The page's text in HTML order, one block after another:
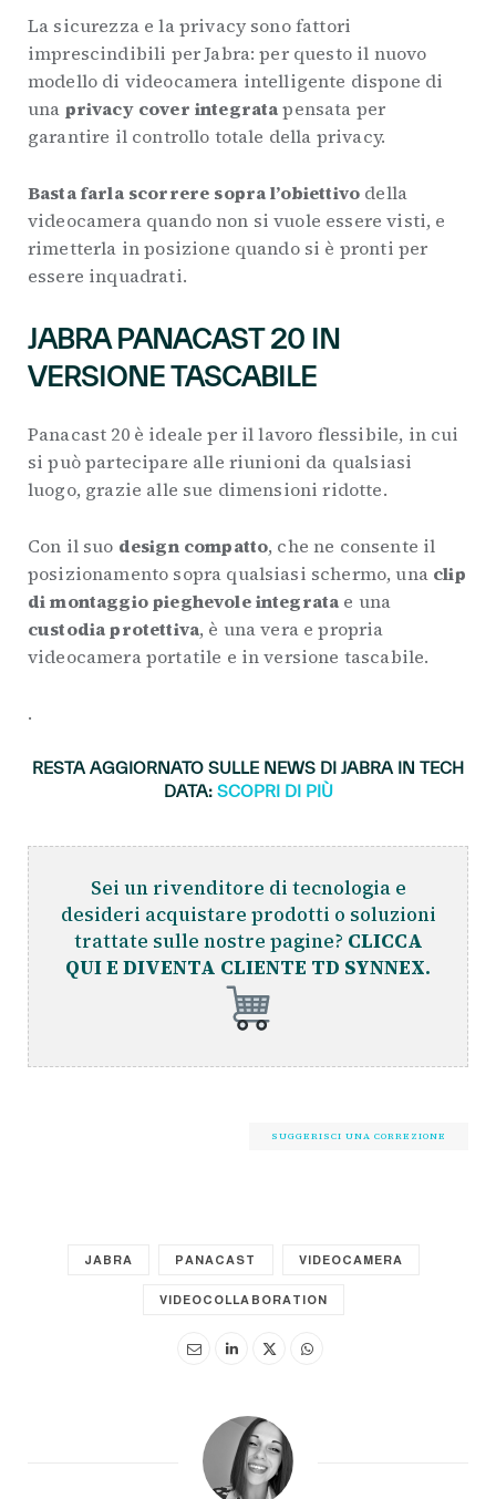
La sicurezza e la privacy sono fattori
imprescindibili per Jabra: per questo il nuovo
modello di videocamera intelligente dispone di
una privacy cover integratapensata per
garantire il controllo totale della privacy.
Basta farla scorrere sopra l’obiettivo della
videocamera quando non si vuole essere visti, e
rimetterla in posizione quando si è pronti per
essere inquadrati.
JABRA PANACAST 20 IN
VERSIONE TASCABILE
Panacast 20 è ideale per il lavoro flessibile, in cui
si può partecipare alle riunioni da qualsiasi
luogo, grazie alle sue dimensioni ridotte.
Con il suo design compatto, che ne consente il
posizionamento sopra qualsiasi schermo, una clip
di montaggio pieghevole integrata e una
custodia protettiva, è una vera e propria
videocamera portatile e in versione tascabile.
.
RESTA AGGIORNATO SULLE NEWS DI JABRA IN TECH
DATA: SCOPRI DI PIÙ
Sei un rivenditore di tecnologia e
desideri acquistare prodotti o soluzioni
trattate sulle nostre pagine? CLICCA
QUI E DIVENTA CLIENTE TD SYNNEX.
SUGGERISCI UNA CORREZIONE
JABRA PANACAST VIDEOCAMERA
VIDEOCOLLABORATION